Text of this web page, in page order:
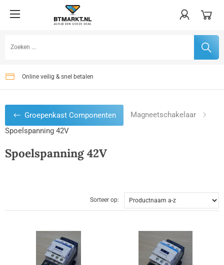
Op werkdagen voor 16:00 uur besteld, dezelfde dag verzonden
Gratis verzenden vanaf €75,-
Online veilig & snel betalen
Groepenkast Componenten
Magneetschakelaar
Spoelspanning 42V
Spoelspanning 42V
Sorteer op: